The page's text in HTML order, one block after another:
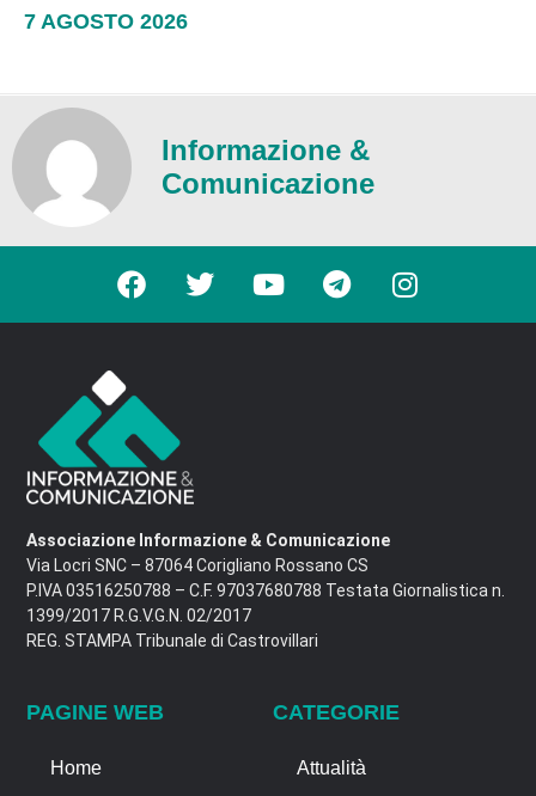
7 AGOSTO 2026
Informazione &
Comunicazione
Associazione Informazione & Comunicazione
Via Locri SNC – 87064 Corigliano Rossano CS
P.IVA 03516250788 – C.F. 97037680788 Testata Giornalistica n.
1399/2017 R.G.V.G.N. 02/2017
REG. STAMPA Tribunale di Castrovillari
PAGINE WEB
Home
CATEGORIE
Attualità